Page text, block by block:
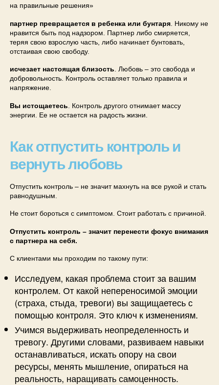
на правильные решения»
партнер превращается в ребенка или бунтаря . Никому не
нравится быть под надзором. Партнер либо смиряется,
теряя свою взрослую часть, либо начинает бунтовать,
отстаивая свою свободу.
исчезает настоящая близость . Любовь – это свобода и
добровольность. Контроль оставляет только правила и
напряжение.
Вы истощаетесь . Контроль другого отнимает массу
энергии. Ее не остается на радость жизни.
Как отпустить контроль и
вернуть любовь
Отпустить контроль – не значит махнуть на все рукой и стать
равнодушным.
Не стоит бороться с симптомом. Стоит работать с причиной.
Отпустить контроль – значит перенести фокус внимания
с партнера на себя.
С клиентами мы проходим по такому пути:
Исследуем, какая проблема стоит за вашим
контролем. От какой непереносимой эмоции
(страха, стыда, тревоги) вы защищаетесь с
помощью контроля. Это ключ к изменениям.
Учимся выдерживать неопределенность и
тревогу. Другими словами, развиваем навыки
останавливаться, искать опору на свои
ресурсы, менять мышление, опираться на
реальность, наращивать самоценность.